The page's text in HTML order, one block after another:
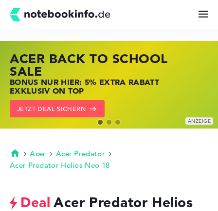
Kaufberatung
Technik & Wissen
ACER BACK TO SCHOOL
SALE
BONUS NUR HIER: 5% EXTRA RABATT
EXKLUSIV ON TOP
JETZT DEAL SICHERN
HP STORE SSV DEALS
JETZT ZUGREIFEN: NOTEBOOKS BEI HP
KRÄFTIG REDUZIERT
ZU DEN HP ANGEBOTEN
LENOVO LAPTOP DEALS
NOTEBOOKS BEI LENOVO JETZT
KRÄFTIG REDUZIERT
LENOVO DEALS ZEIGEN
Startseite
Acer
Acer Predator
Acer Predator Helios Neo 18
Acer Predator Helios